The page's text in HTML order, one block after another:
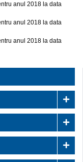
anul 2018 la data
anul 2018 la data
anul 2018 la data